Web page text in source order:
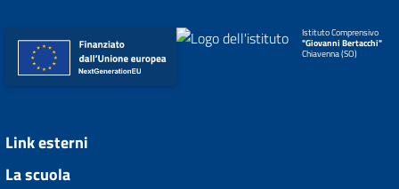
Istituto Comprensivo
"Giovanni Bertacchi"
Chiavenna (SO)
Link esterni
La scuola